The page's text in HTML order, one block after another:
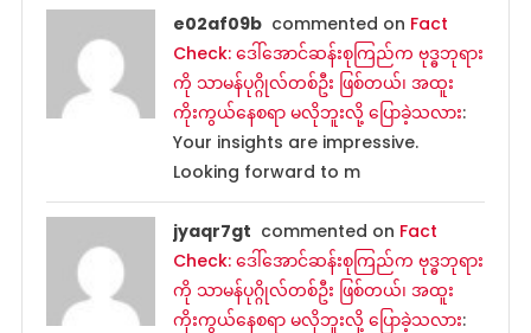
e02af09b commented on Fact
Check: ဒေါ်အောင်ဆန်းစုကြည်က ဗုဒ္ဓဘုရား
ကို သာမန်ပုဂ္ဂိုလ်တစ်ဦး ဖြစ်တယ်၊ အထူး
ကိုးကွယ်နေစရာ မလိုဘူးလို့ ပြောခဲ့သလား:
Your insights are impressive.
Looking forward to m
jyaqr7gt commented on Fact
Check: ဒေါ်အောင်ဆန်းစုကြည်က ဗုဒ္ဓဘုရား
ကို သာမန်ပုဂ္ဂိုလ်တစ်ဦး ဖြစ်တယ်၊ အထူး
ကိုးကွယ်နေစရာ မလိုဘူးလို့ ပြောခဲ့သလား: